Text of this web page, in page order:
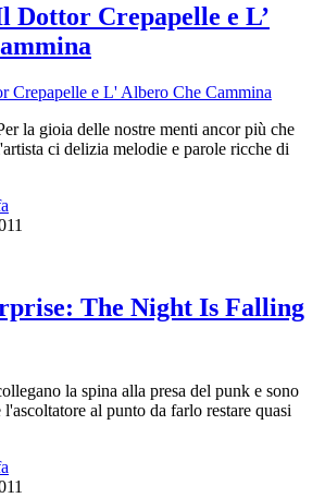
Dottor Crepapelle e L’
la gioia delle nostre menti ancor più che
ci delizia melodie e parole ricche di
The Night Is Falling
la spina alla presa del punk e sono
al punto da farlo restare quasi